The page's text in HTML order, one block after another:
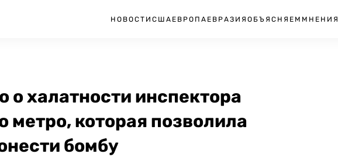
НОВОСТИ США ЕВРОПА ЕВРАЗИЯ ОБЪЯСНЯЕМ МНЕНИЯ
о халатности инспектора
метро, которая позволила
бомбу